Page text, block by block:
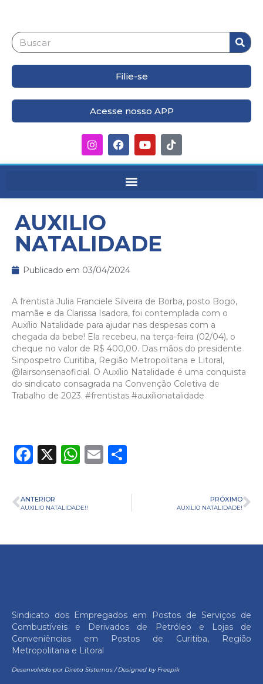
Filie-se
Acesse nosso APP
AUXILIO
NATALIDADE
Publicado em 03/04/2024
A frentista Julia Franciele Silveira de Borba, posto Bogo,
mamãe e da Clarissa Isadora, foi contemplada com o
Auxílio Natalidade para ajudar nas despesas com a
chegada da bebe! Ela recebeu, na terça-feira (02/04), o
cheque no valor de R$ 400,00. Das mãos do presidente
Sinpospetro Curitiba, Região Metropolitana e Litoral,
@lairsonsenaoficial. O Auxílio Natalidade é uma conquista
do sindicato consagrada na Convenção Coletiva de
Trabalho de 2023. #frentistas #auxílionatalidade
Facebook
X WhatsApp
Email
ANTERIOR
AUXILIO NATALIDADE!!
PRÓXIMO
AUXILIO NATALIDADE!
Sindicato dos Empregados em Postos de Serviços de
Combustíveis e Derivados de Petróleo e Lojas de
Conveniências em Postos de Curitiba, Região
Metropolitana e Litoral
Desenvolvido por Direta Sistemas/Designed by Freepik